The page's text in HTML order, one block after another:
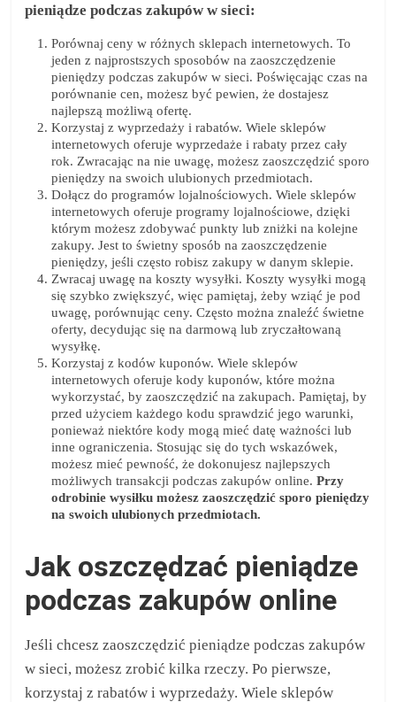
pieniądze podczas zakupów w sieci:
Porównaj ceny w różnych sklepach internetowych. To
jeden z najprostszych sposobów na zaoszczędzenie
pieniędzy podczas zakupów w sieci. Poświęcając czas na
porównanie cen, możesz być pewien, że dostajesz
najlepszą możliwą ofertę.
Korzystaj z wyprzedaży i rabatów. Wiele sklepów
internetowych oferuje wyprzedaże i rabaty przez cały
rok. Zwracając na nie uwagę, możesz zaoszczędzić sporo
pieniędzy na swoich ulubionych przedmiotach.
Dołącz do programów lojalnościowych. Wiele sklepów
internetowych oferuje programy lojalnościowe, dzięki
którym możesz zdobywać punkty lub zniżki na kolejne
zakupy. Jest to świetny sposób na zaoszczędzenie
pieniędzy, jeśli często robisz zakupy w danym sklepie.
Zwracaj uwagę na koszty wysyłki. Koszty wysyłki mogą
się szybko zwiększyć, więc pamiętaj, żeby wziąć je pod
uwagę, porównując ceny. Często można znaleźć świetne
oferty, decydując się na darmową lub zryczałtowaną
wysyłkę.
Korzystaj z kodów kuponów. Wiele sklepów
internetowych oferuje kody kuponów, które można
wykorzystać, by zaoszczędzić na zakupach. Pamiętaj, by
przed użyciem każdego kodu sprawdzić jego warunki,
ponieważ niektóre kody mogą mieć datę ważności lub
inne ograniczenia. Stosując się do tych wskazówek,
możesz mieć pewność, że dokonujesz najlepszych
możliwych transakcji podczas zakupów online.Przy
odrobinie wysiłku możesz zaoszczędzić sporo pieniędzy
na swoich ulubionych przedmiotach.
Jak oszczędzać pieniądze
podczas zakupów online
Jeśli chcesz zaoszczędzić pieniądze podczas zakupów
w sieci, możesz zrobić kilka rzeczy. Po pierwsze,
korzystaj z rabatów i wyprzedaży. Wiele sklepów